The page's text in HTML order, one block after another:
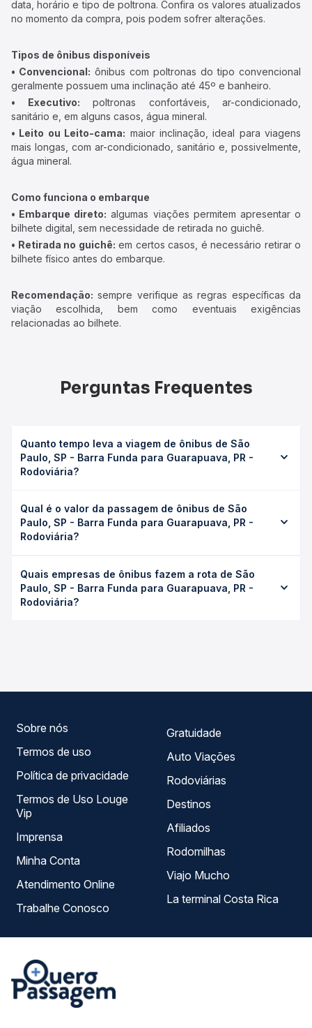
data, horário e tipo de poltrona. Confira os valores atualizados
no momento da compra, pois podem sofrer alterações.
Tipos de ônibus disponíveis
• Convencional: ônibus com poltronas do tipo convencional
geralmente possuem uma inclinação até 45º e banheiro.
• Executivo: poltronas confortáveis, ar-condicionado,
sanitário e, em alguns casos, água mineral.
• Leito ou Leito-cama: maior inclinação, ideal para viagens
mais longas, com ar-condicionado, sanitário e, possivelmente,
água mineral.
Como funciona o embarque
• Embarque direto: algumas viações permitem apresentar o
bilhete digital, sem necessidade de retirada no guichê.
• Retirada no guichê: em certos casos, é necessário retirar o
bilhete físico antes do embarque.
Recomendação: sempre verifique as regras específicas da
viação escolhida, bem como eventuais exigências
relacionadas ao bilhete.
Perguntas Frequentes
Quanto tempo leva a viagem de ônibus de São
Paulo, SP - Barra Funda para Guarapuava, PR -
Rodoviária?
Guarapuava, PR - Rodoviária leva em média 10h 57min,
podendo variar conforme a viação, o tipo de serviço
(convencional, executivo ou leito) e as condições de
desejada.
Qual é o valor da passagem de ônibus de São
Paulo, SP - Barra Funda para Guarapuava, PR -
Rodoviária?
Funda para Guarapuava, PR - Rodoviária custa em média
R$ 312,10 e varia conforme a data da viagem, a empresa, o
tipo de poltrona e a antecedência da compra. Na Quero
Quais empresas de ônibus fazem a rota de São
Paulo, SP - Barra Funda para Guarapuava, PR -
Rodoviária?
Sobre nós
Termos de uso
Política de privacidade
Termos de Uso Louge
Vip
Imprensa
Minha Conta
Atendimento Online
Trabalhe Conosco
Gratuidade
Auto Viações
Rodoviárias
Destinos
Afiliados
Rodomilhas
Viajo Mucho
La terminal Costa Rica